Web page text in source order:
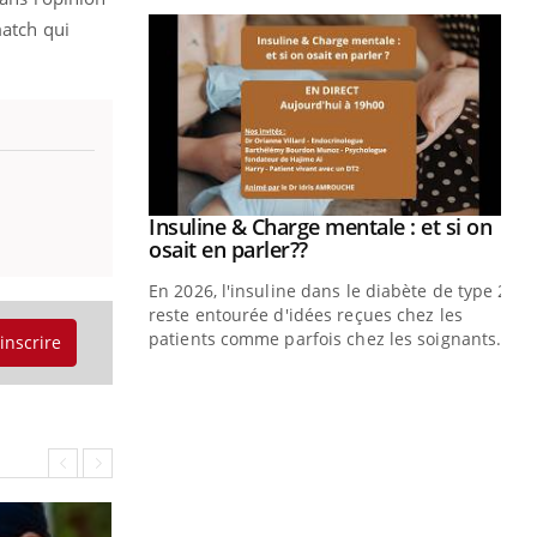
qui
Youtube
Insuline & Charge mentale : et si on
osait en parler??Youtube
En 2026, l'insuline dans le diabète de type 2
reste entourée d'idées reçues chez les
patients comme parfois chez les soignants.